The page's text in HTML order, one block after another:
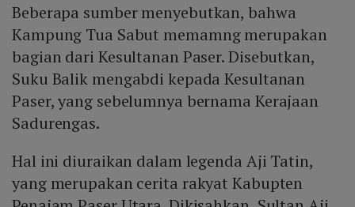
Beberapa sumber menyebutkan, bahwa
Kampung Tua Sabut memamng merupakan
bagian dari Kesultanan Paser. Disebutkan,
Suku Balik mengabdi kepada Kesultanan
Paser, yang sebelumnya bernama Kerajaan
Sadurengas.
Hal ini diuraikan dalam legenda Aji Tatin,
yang merupakan cerita rakyat Kabupten